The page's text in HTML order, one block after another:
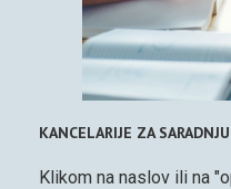
KANCELARIJE ZA SARADNJU
Klikom na naslov ili na